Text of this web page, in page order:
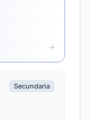
Secundaria